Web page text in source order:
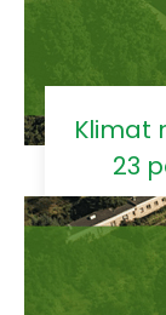
Klimat
23